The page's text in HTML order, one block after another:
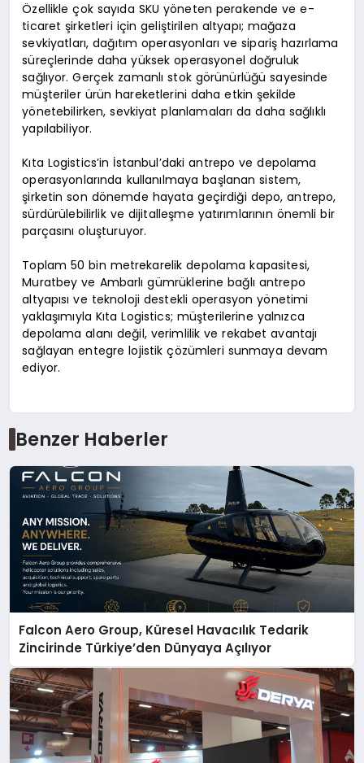
Özellikle çok sayıda SKU yöneten perakende ve e-
ticaret şirketleri için geliştirilen altyapı; mağaza
sevkiyatları, dağıtım operasyonları ve sipariş hazırlama
süreçlerinde daha yüksek operasyonel doğruluk
sağlıyor. Gerçek zamanlı stok görünürlüğü sayesinde
müşteriler ürün hareketlerini daha etkin şekilde
yönetebilirken, sevkiyat planlamaları da daha sağlıklı
yapılabiliyor.
Kıta Logistics’in İstanbul’daki antrepo ve depolama
operasyonlarında kullanılmaya başlanan sistem,
şirketin son dönemde hayata geçirdiği depo, antrepo,
sürdürülebilirlik ve dijitalleşme yatırımlarının önemli bir
parçasını oluşturuyor.
Toplam 50 bin metrekarelik depolama kapasitesi,
Muratbey ve Ambarlı gümrüklerine bağlı antrepo
altyapısı ve teknoloji destekli operasyon yönetimi
yaklaşımıyla Kıta Logistics; müşterilerine yalnızca
depolama alanı değil, verimlilik ve rekabet avantajı
sağlayan entegre lojistik çözümleri sunmaya devam
ediyor.
Benzer Haberler
Falcon Aero Group, Küresel Havacılık Tedarik
Zincirinde Türkiye’den Dünyaya Açılıyor